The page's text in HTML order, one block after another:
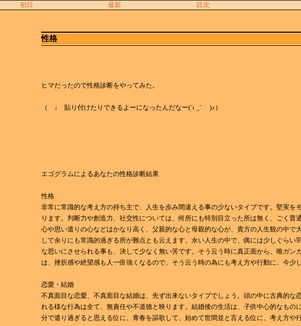
初日 最新 目次
性格
ヒマだったので性格診断をやってみた。
（ ↓ 貼り付けたりできるよーになったんだなー(´ι _` )♪）
エゴグラムによるあなたの性格診断結果
性格
非常に常識的な考え方の持ち主で、人生を歩み間違える事の少ないタイプです。堅実
ります。判断力や創造力、社交性については、何所にも特別目立った所は無く、ごく
心や思い遣りの心などはかなり高く、父親的な心と母親的な心が、貴方の人生観の中
して余りにも常識的過ぎる所が難点とも云えます。永い人生の中で、偶には少しぐら
な思いにさせられる事も、決して少なく無い筈です。そう云う時に真正面から、唯ガン
は、挫折感や絶望感も人一倍強くなるので、そう云う時の為にも考え方や行動に、今少
恋愛・結婚
不真面目な恋愛、不真面目な結婚は、先ず出来ないタイプでしょう。頭の中に古典的
れる様な行為は全て、無責任や不道徳と映ります。結婚後の生活は、子供中心的なも
分で遣り過ぎると思える位に、青春を謳歌して、始めて世間並と言える位に、考え方や